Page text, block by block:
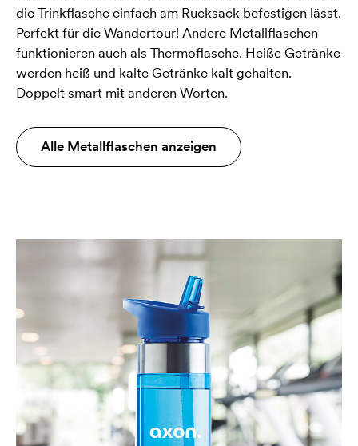
die Trinkflasche einfach am Rucksack befestigen lässt.
Perfekt für die Wandertour! Andere Metallflaschen
funktionieren auch als Thermoflasche. Heiße Getränke
werden heiß und kalte Getränke kalt gehalten.
Doppelt smart mit anderen Worten.
Alle Metallflaschen anzeigen